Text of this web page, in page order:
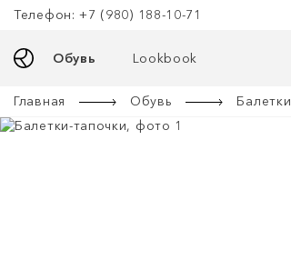
Телефон: +7 (980) 188-10-71
Обувь Lookbook
Главная Обувь Балетки